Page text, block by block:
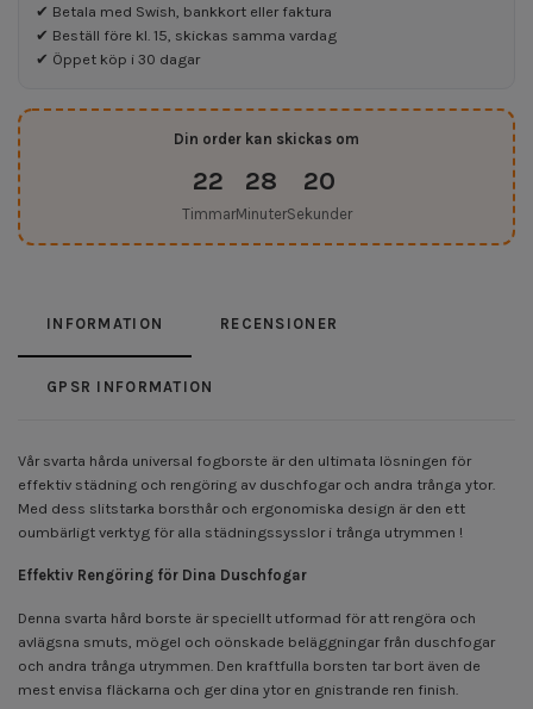
✔ Betala med Swish, bankkort eller faktura
✔ Beställ före kl. 15, skickas samma vardag
✔ Öppet köp i 30 dagar
Din order kan skickas om
22
Timmar
28
Minuter
19
Sekunder
INFORMATION RECENSIONER
GPSR INFORMATION
Vår svarta hårda universal fogborste är den ultimata lösningen för
effektiv städning och rengöring av duschfogar och andra trånga ytor.
Med dess slitstarka borsthår och ergonomiska design är den ett
oumbärligt verktyg för alla städningssysslor i trånga utrymmen !
Effektiv Rengöring för Dina Duschfogar
Denna svarta hård borste är speciellt utformad för att rengöra och
avlägsna smuts, mögel och oönskade beläggningar från duschfogar
och andra trånga utrymmen. Den kraftfulla borsten tar bort även de
mest envisa fläckarna och ger dina ytor en gnistrande ren finish.